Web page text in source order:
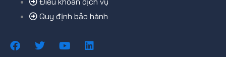
Quy định bảo hành
F
a
T
w
Y
o
L
i